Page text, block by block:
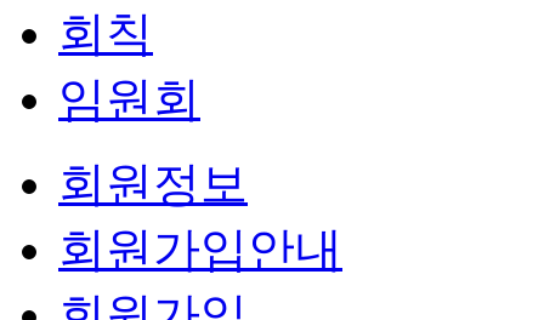
회칙
임원회
회원정보
회원가입안내